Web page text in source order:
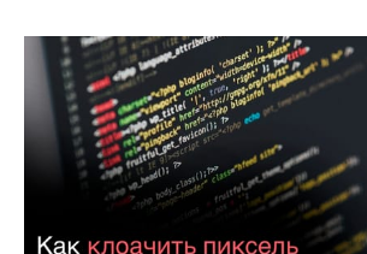
оффера. Чистят его код и
хостинг. Или же сами создают/
разработку "белого" лендинга с